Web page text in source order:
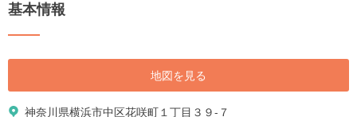
基本情報
地図を見る
神奈川県横浜市中区花咲町１丁目３９-７